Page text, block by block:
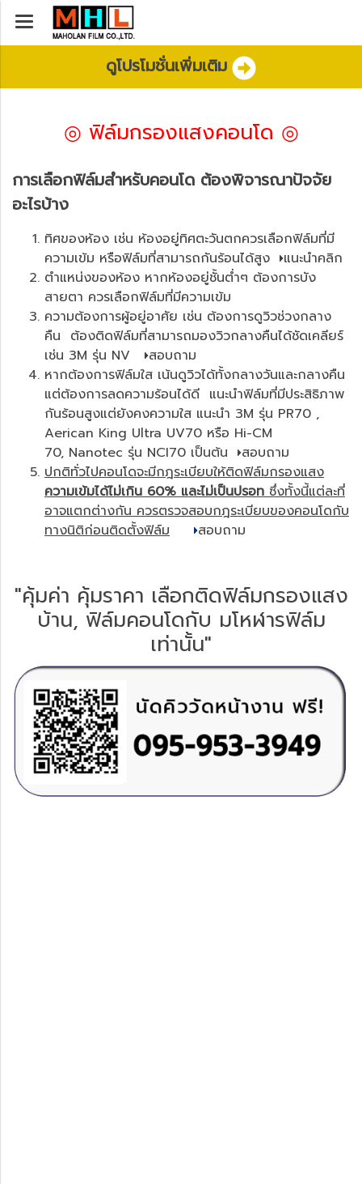
ดูโปรโมชั่นเพิ่มเติม
◎ ฟิล์มกรองแสงคอนโด ◎
การเลือกฟิล์มสำหรับคอนโด ต้องพิจารณาปัจจัย
อะไรบ้าง
ทิศของห้อง เช่น ห้องอยู่ทิศตะวันตกควรเลือกฟิล์มที่มี
ความเข้ม หรือฟิล์มที่สามารถกันร้อนได้สูง
แนะนำคลิก
ตำแหน่งของห้อง หากห้องอยู่ชั้นต่ำๆ ต้องการบัง
สายตา ควรเลือกฟิล์มที่มีความเข้ม
ความต้องการผู้อยู่อาศัย เช่น ต้องการดูวิวช่วงกลาง
คืน ต้องติดฟิล์มที่สามารถมองวิวกลางคืนได้ชัดเคลียร์
เช่น 3M รุ่น NV
สอบถาม
หากต้องการฟิล์มใส เน้นดูวิวได้ทั้งกลางวันและกลางคืน
แต่ต้องการลดความร้อนได้ดี แนะนำฟิล์มที่มีประสิธิภาพ
กันร้อนสูงแต่ยังคงความใส แนะนำ 3M รุ่น PR70 ,
Aerican King Ultra UV70 หรือ Hi-CM
70, Nanotec รุ่น NCI70 เป็นต้น
สอบถาม
ปกติทั่วไปคอนโดจะมีกฎระเบียบให้ติดฟิล์มกรองแสง
ความเข้มได้ไม่เกิน 60% และไม่เป็นปรอท ซึ่งทั้งนี้แต่ละที่
อาจแตกต่างกัน ควรตรวจสอบกฎระเบียบของคอนโดกับ
ทางนิติก่อนติดตั้งฟิล์ม
สอบถาม
"คุ้มค่า คุ้มราคา เลือกติดฟิล์มกรองแสง
บ้าน, ฟิล์มคอนโดกับ มโหฬารฟิล์ม
เท่านั้น"